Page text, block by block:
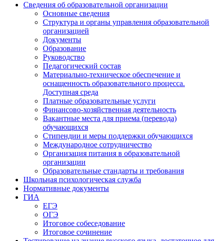
Сведения об образовательной организации
Основные сведения
Структура и органы управления образовательной
организацией
Документы
Образование
Руководство
Педагогический состав
Материально-техническое обеспечение и
оснащенность образовательного процесса.
Доступная среда
Платные образовательные услуги
Финансово-хозяйственная деятельность
Вакантные места для приема (перевода)
обучающихся
Стипендии и меры поддержки обучающихся
Международное сотрудничество
Организация питания в образовательной
организации
Образовательные стандарты и требования
Школьная психологическая служба
Нормативные документы
ГИА
ЕГЭ
ОГЭ
Итоговое собеседование
Итоговое сочинение